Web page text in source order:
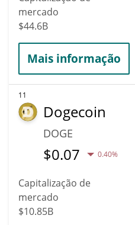
mercado
$44.6B
Mais informação
11
Dogecoin
DOGE
$0.07 0.40%
Capitalização de
mercado
$10.85B